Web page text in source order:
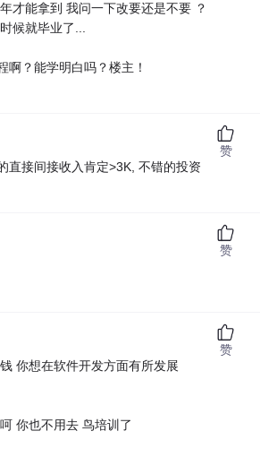
才能拿到 我问一下改要还是不要 ？
候就毕业了...
啊？能学明白吗？楼主！
直接间接收入肯定>3K, 不错的投资
赞
赞
你想在软件开发方面有所发展
你也不用去 鸟培训了
赞